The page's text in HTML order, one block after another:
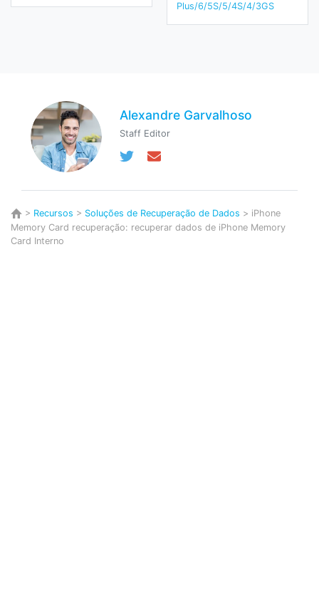
Plus/6/5S/5/4S/4/3GS
Alexandre Garvalhoso
Staff Editor
> Recursos > Soluções de Recuperação de Dados > iPhone
Memory Card recuperação: recuperar dados de iPhone Memory
Card Interno